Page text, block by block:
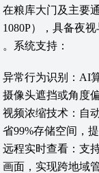
在粮库大门及主要
1080P），具备夜
。系统支持：
异常行为识别‌：AI
摄像头遮挡或角度
视频浓缩技术‌：自
省99%存储空间，
远程实时查看‌：支
画面，实现跨地域管